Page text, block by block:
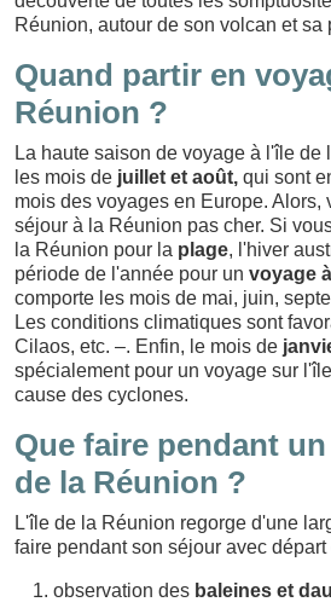
Réunion, autour de son volcan et sa
Quand partir en
Réunion ?
La haute saison de voyage à l'île de
les mois de juillet et août, qui sont
mois des voyages en Europe. Alors,
séjour à la Réunion pas cher. Si
la Réunion pour la plage, l'hiver
période de l'année pour un voyage
comporte les mois de mai, juin,
Les conditions climatiques sont
Cilaos, etc. –. Enfin, le mois de
spécialement pour un voyage sur
cause des cyclones.
Que faire pendant
de la Réunion ?
L'île de la Réunion regorge d'une
faire pendant son séjour avec
observation des baleines et